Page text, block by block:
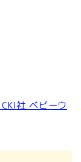
社 ベビーウ